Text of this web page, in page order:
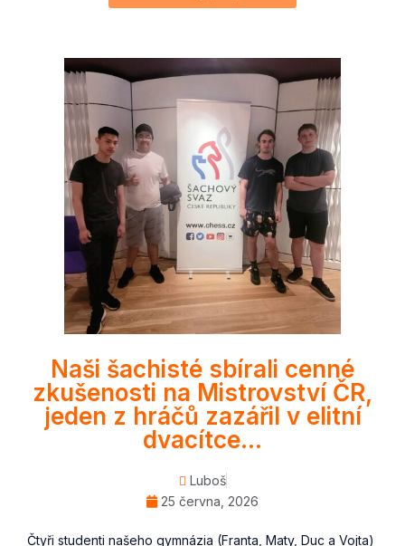
Naši šachisté sbírali cenné
zkušenosti na Mistrovství ČR,
jeden z hráčů zazářil v elitní
dvacítce…
Luboš
25 června, 2026
Čtyři studenti našeho gymnázia (Franta, Maty, Duc a Vojta)